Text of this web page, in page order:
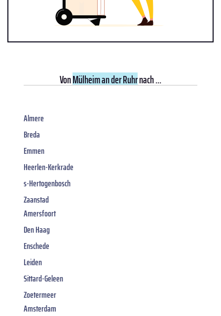
VonMülheim an der Ruhrnach ...
Almere
Breda
Emmen
Heerlen-Kerkrade
s-Hertogenbosch
Zaanstad
Amersfoort
Den Haag
Enschede
Leiden
Sittard-Geleen
Zoetermeer
Amsterdam